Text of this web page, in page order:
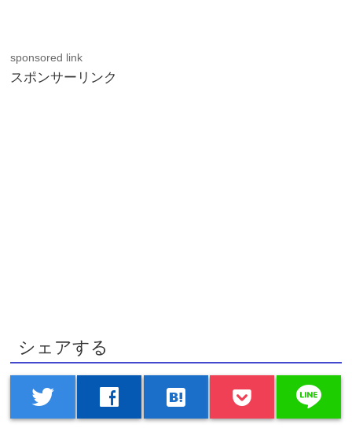
sponsored link
スポンサーリンク
シェアする
twitter facebook hatenabookmark line